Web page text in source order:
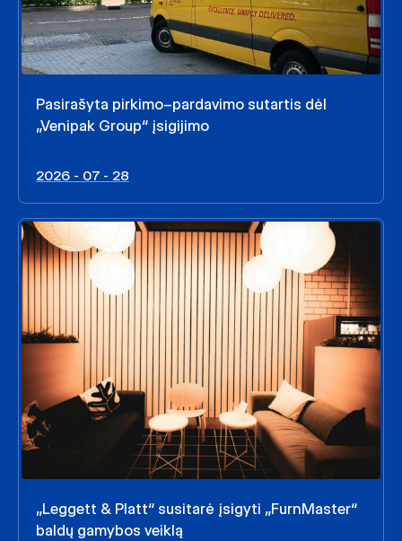
Pasirašyta pirkimo–pardavimo sutartis dėl
„Venipak Group“ įsigijimo
2026 - 07 - 28
„Leggett & Platt“ susitarė įsigyti „FurnMaster“
baldų gamybos veiklą